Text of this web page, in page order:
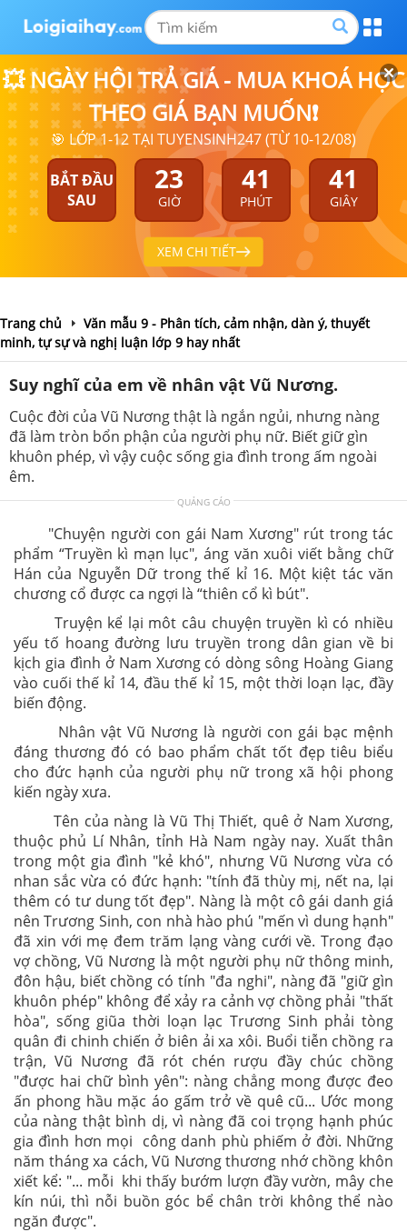
💥 NGÀY HỘI TRẢ GIÁ - MUA KHOÁ HỌC
THEO GIÁ BẠN MUỐN❗
🎯 LỚP 1-12 TẠI TUYENSINH247 (TỪ 10-12/08)
BẮT ĐẦU
SAU
23
GIỜ
41
PHÚT
41
GIÂY
XEM CHI TIẾT
Trang chủ
Văn mẫu 9 - Phân tích, cảm nhận, dàn ý, thuyết
minh, tự sự và nghị luận lớp 9 hay nhất
Suy nghĩ của em về nhân vật Vũ Nương.
Cuộc đời của Vũ Nương thật là ngắn ngủi, nhưng nàng
đã làm tròn bổn phận của người phụ nữ. Biết giữ gìn
khuôn phép, vì vậy cuộc sống gia đình trong ấm ngoài
êm.
QUẢNG CÁO
"Chuyện người con gái Nam Xương" rút trong tác
phẩm “Truyền kì mạn lục", áng văn xuôi viết bằng chữ
Hán của Nguyễn Dữ trong thế kỉ 16. Một kiệt tác văn
chương cổ được ca ngợi là “thiên cổ kì bút".
Truyện kể lại môt câu chuyện truyền kì có nhiều
yếu tố hoang đường lưu truyền trong dân gian về bi
kịch gia đình ở Nam Xương có dòng sông Hoàng Giang
vào cuối thế kỉ 14, đầu thế kỉ 15, một thời loạn lạc, đầy
biến động.
Nhân vật Vũ Nương là người con gái bạc mệnh
đáng thương đó có bao phẩm chất tốt đẹp tiêu biểu
cho đức hạnh của người phụ nữ trong xã hội phong
kiến ngày xưa.
Tên của nàng là Vũ Thị Thiết, quê ở Nam Xương,
thuộc phủ Lí Nhân, tỉnh Hà Nam ngày nay. Xuất thân
trong một gia đình "kẻ khó", nhưng Vũ Nương vừa có
nhan sắc vừa có đức hạnh: "tính đã thùy mị, nết na, lại
thêm có tư dung tốt đẹp". Nàng là một cô gái danh giá
nên Trương Sinh, con nhà hào phú "mến vì dung hạnh"
đã xin với mẹ đem trăm lạng vàng cưới về. Trong đạo
vợ chồng, Vũ Nương là một người phụ nữ thông minh,
đôn hậu, biết chồng có tính "đa nghi", nàng đã "giữ gìn
khuôn phép" không để xảy ra cảnh vợ chồng phải "thất
hòa", sống giũa thời loạn lạc Trương Sinh phải tòng
quân đi chinh chiến ở biên ải xa xôi. Buổi tiễn chồng ra
trận, Vũ Nương đã rót chén rượu đầy chúc chồng
"được hai chữ bình yên": nàng chẳng mong được đeo
ấn phong hầu mặc áo gấm trở về quê cũ... Ước mong
của nàng thật bình dị, vì nàng đã coi trọng hạnh phúc
gia đình hơn mọi công danh phù phiếm ở đời. Những
năm tháng xa cách, Vũ Nương thương nhớ chồng khôn
xiết kể: "... mỗi khi thấy bướm lượn đầy vườn, mây che
kín núi, thì nỗi buồn góc bể chân trời không thể nào
ngăn được".